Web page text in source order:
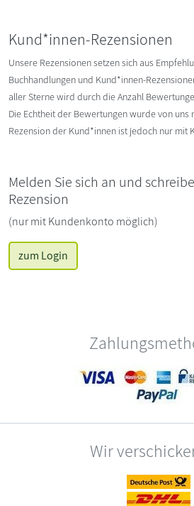
Kund*innen-Rezensionen
Unsere Rezensionen setzen sich aus
Buchhandlungen und Kund*innen-
aller Sterne wird durch die Anzahl
Die Echtheit der Bewertungen wurde von uns
Rezension der Kund*innen ist jedoch nur mit
Melden Sie sich an und
Rezension
(nur mit Kundenkonto möglich)
zum Login
Wir